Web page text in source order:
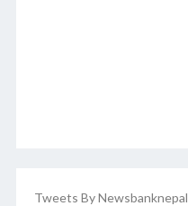
Tweets By Newsbanknepal